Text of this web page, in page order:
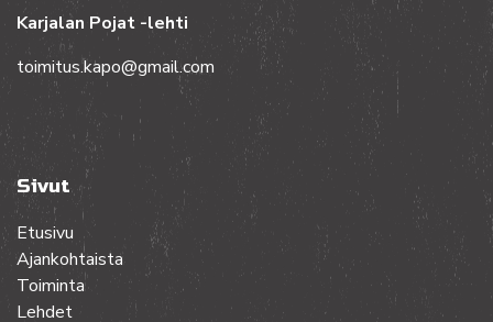
Karjalan Pojat -lehti
toimitus.kapo@gmail.com
Sivut
Etusivu
Ajankohtaista
Toiminta
Lehdet